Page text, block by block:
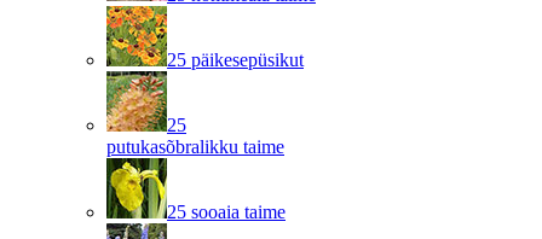
25 päikesepüsikut
25
putukasõbralikku taime
25 sooaia taime